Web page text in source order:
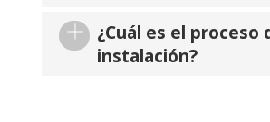
¿Cuál es el proceso
instalación?